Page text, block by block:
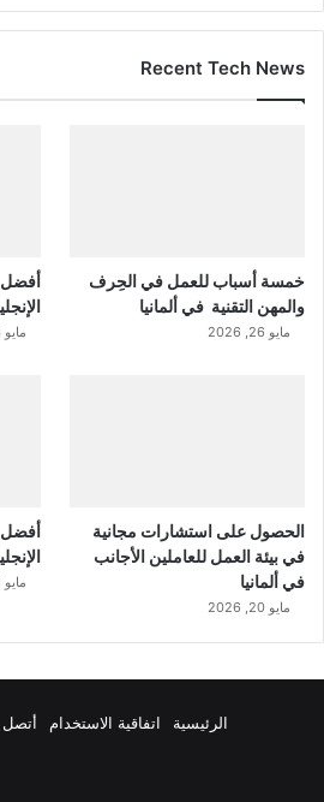
Recent Tech News
خمسة أسباب للعمل في الحِرف
والمهن التقنية في ألمانيا
مايو 26, 2026
أفضل
مايو 24, 2026
الحصول على استشارات مجانية
في بيئة العمل للعاملين الأجانب
في ألمانيا
مايو 20, 2026
أفضل
مايو 18, 2026
الرئيسية اتفاقية الاستخدام أتصل